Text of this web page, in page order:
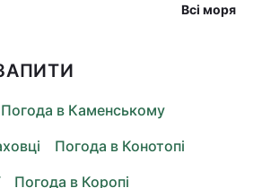
Всі моря
Погода в Каменському
Погода в Конотопі
Погода в Коропі